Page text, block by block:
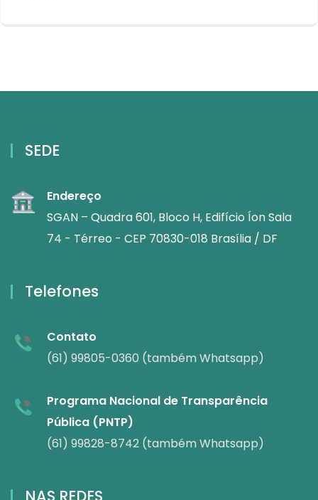
SEDE
Endereço
SGAN – Quadra 601, Bloco H, Edifício Íon Sala
74 - Térreo - CEP 70830-018 Brasília / DF
Telefones
Contato
(61) 99805-0360 (também Whatsapp)
Programa Nacional de Transparência
Pública (PNTP)
(61) 99828-8742 (também Whatsapp)